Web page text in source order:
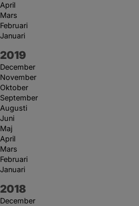
April
Mars
Februari
Januari
År:
2019
December
November
Oktober
September
Augusti
Juni
Maj
April
Mars
Februari
Januari
År:
2018
December